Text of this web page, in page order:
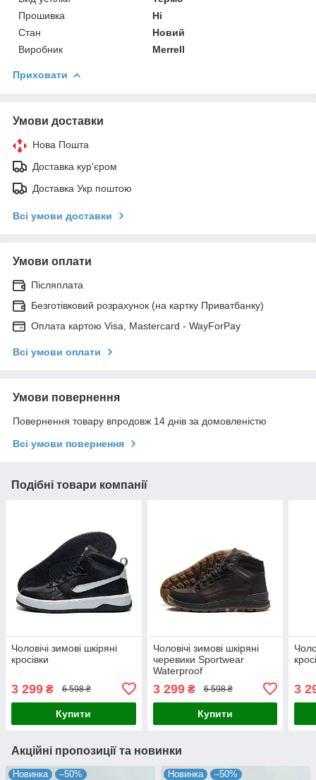
Прошивка
Ні
Стан
Новий
Виробник
Merrell
Приховати
Умови доставки
Нова Пошта
Доставка кур'єром
Доставка Укр поштою
Всі умови доставки
Умови оплати
Післяплата
Безготівковий розрахунок (на картку Приватбанку)
Оплата картою Visa, Mastercard - WayForPay
Всі умови оплати
Умови повернення
Повернення товару впродовж 14 днів за домовленістю
Всі умови повернення
Подібні товари компанії
Чоловічі зимові шкіряні
кросівки
3 299 ₴ 6 598 ₴
Купити
Чоловічі зимові шкіряні
черевики Sportwear
Waterproof
3 299₴ 6 598 ₴
Купити
3
Акційні пропозиції та новинки
Новинка –50% Новинка –50%